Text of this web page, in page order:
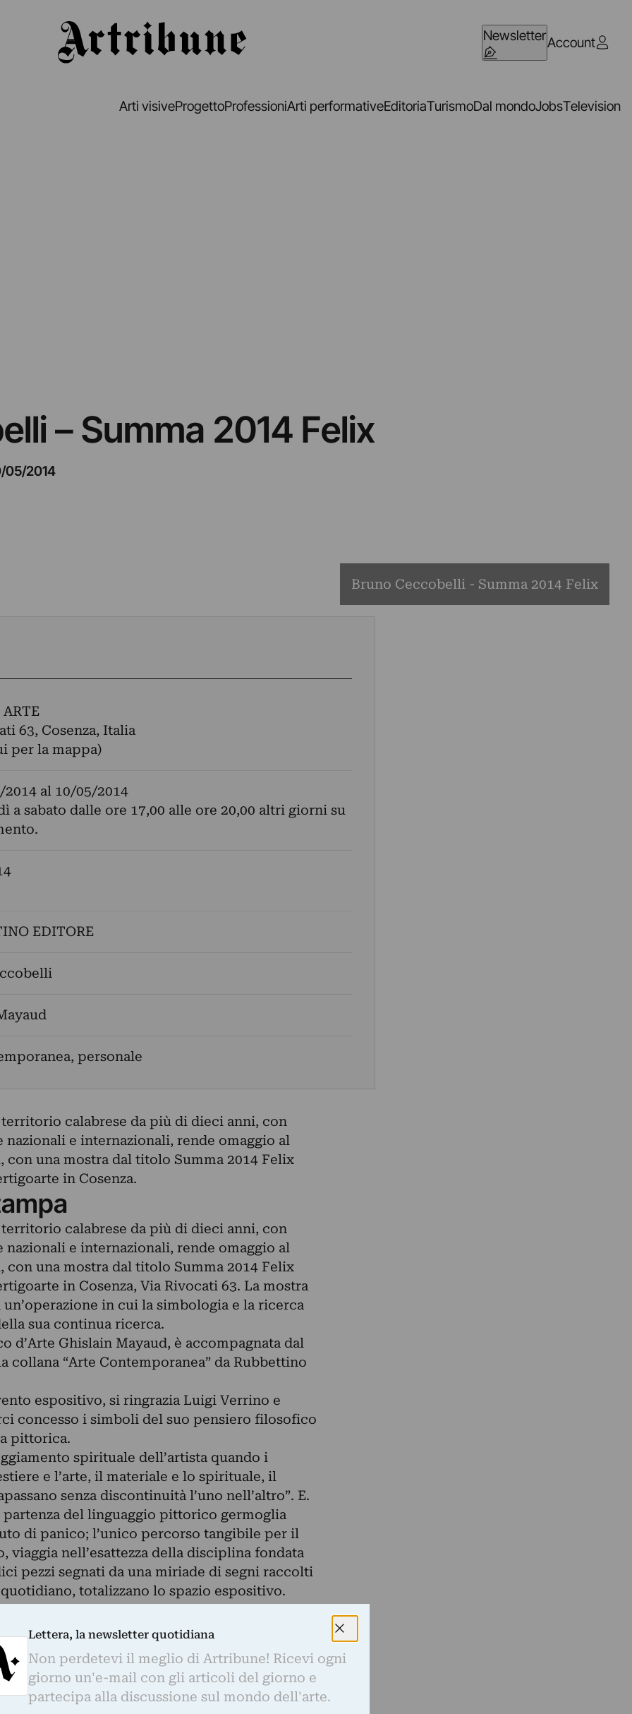
NewsletterAccount
Arti visiveProgettoProfessioniArti performativeEditoriaTurismoDal mondoJobsTelevision
– Summa 2014 Felix
05/2014
Bruno Ceccobelli - Summa 2014 Felix
63, Cosenza, Italia
per la mappa)
2014al 10/05/2014
a sabato dalle ore 17,00 alle ore 20,00 altri giorni su
EDITORE
personale
calabrese da più di dieci anni, con
e internazionali, rende omaggio al
una mostra dal titolo Summa 2014 Felix
in Cosenza.
calabrese da più di dieci anni, con
e internazionali, rende omaggio al
una mostra dal titolo Summa 2014 Felix
in Cosenza, Via Rivocati 63. La mostra
in cui la simbologia e la ricerca
sua continua ricerca.
d’Arte Ghislain Mayaud, è accompagnata dal
collana “Arte Contemporanea” da Rubbettino
espositivo, si ringrazia Luigi Verrino e
concesso i simboli del suo pensiero filosofico
pittorica.
spirituale dell’artista quando i
e l’arte, il materiale e lo spirituale, il
senza discontinuità l’uno nell’altro”. E.
del linguaggio pittorico germoglia
di panico; l’unico percorso tangibile per il
viaggia nell’esattezza della disciplina fondata
pezzi segnati da una miriade di segni raccolti
totalizzano lo spazio espositivo.
sagome di suole, energiche spirali in
possibili bizantini santi, cubi e quadrati,
al cielo, croci chiare o scure e cerchi neri
Un così sia, amen, sorvola le ombre delle
disposta nel dividersi per trasformarsi in un
lavori sulla parete. Un autentico e complesso
Lettera, la newsletter quotidiana
Non perdetevi il meglio di Artribune! Ricevi ogni
giorno un'e-mail con gli articoli del giorno e
partecipa alla discussione sul mondo dell'arte.